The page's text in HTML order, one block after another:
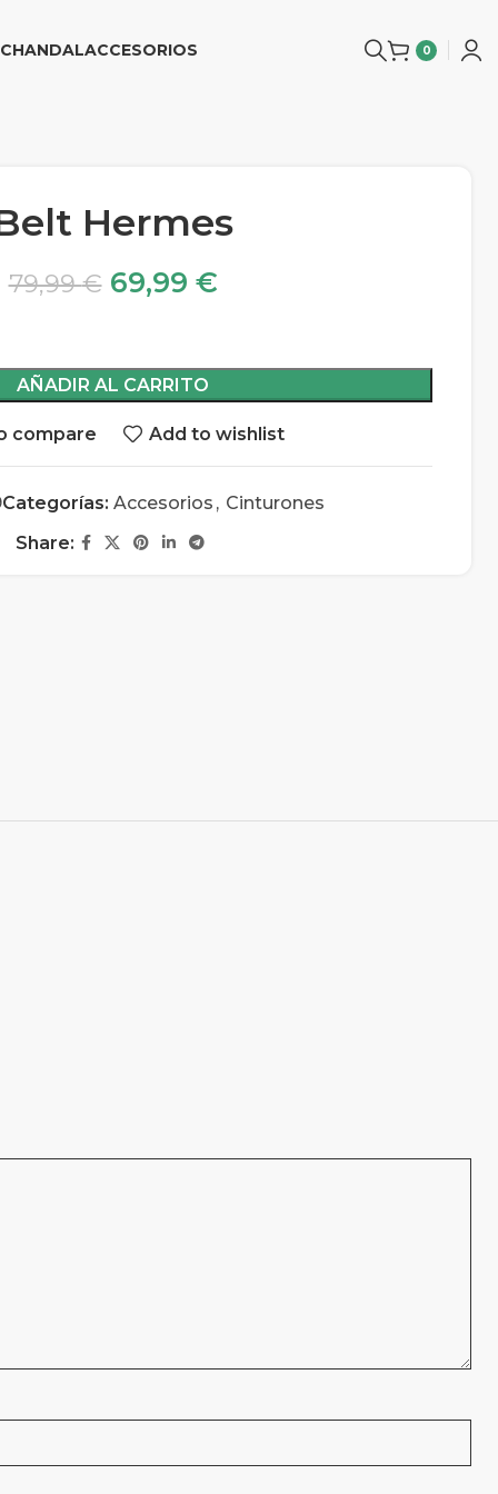
CHANDALACCESORIOS 0
Hermes
79,99€ 69,99 €
AÑADIR AL CARRITO
compare Add to wishlist
Categorías: Accesorios , Cinturones
Share: